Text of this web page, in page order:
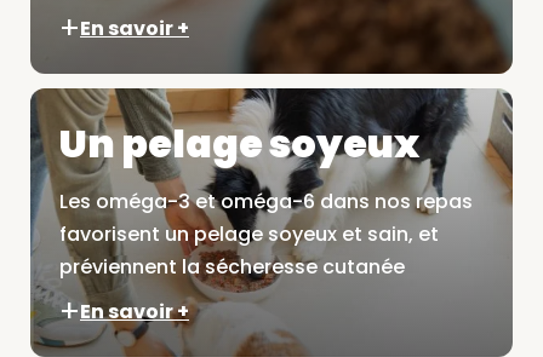
En savoir +
Un pelage soyeux
Les oméga-3 et oméga-6 dans nos repas
favorisent un pelage soyeux et sain, et
préviennent la sécheresse cutanée
En savoir +